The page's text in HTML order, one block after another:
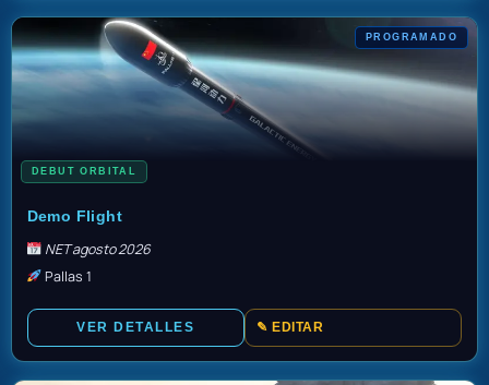
PROGRAMADO
DEBUT ORBITAL
Demo Flight
NET agosto 2026
Pallas 1
VER DETALLES ✎ EDITAR